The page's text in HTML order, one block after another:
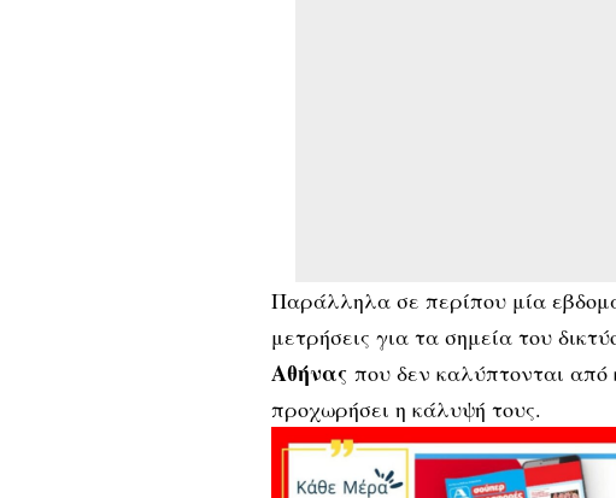
Παράλληλα σε περίπου μία
μετρήσεις για τα σημεία του
Αθήναςπου δεν καλύπτονται από
προχωρήσει η κάλυψή τους.